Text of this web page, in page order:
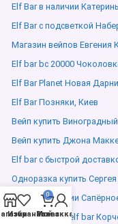
Elf Bar в наличии
Elf Bar с подсветкой
Магазин вейпов Евгения
Elf bar bc 20000
Elf Bar Planet Новая
Elf Bar Позняки, Киев
Вейп купить
Вейп купить Джона
Elf bar с быстрой
Одноразка купить
Elf Bar в наличии
классический elf bar
Избранное
0
Заказ
Мой аккаунт